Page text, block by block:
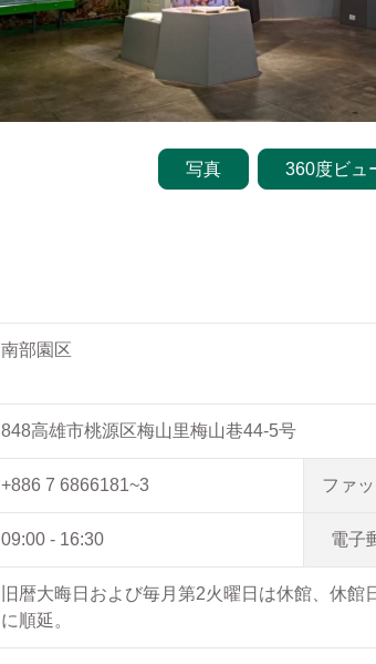
写真 360度ビュ
南部園区
848高雄市桃源区梅山里梅山巷44-5号
+886 7 6866181~3 ファ
09:00 - 16:30 電子
旧暦大晦日および毎月第2火曜日は休館、休
に順延。